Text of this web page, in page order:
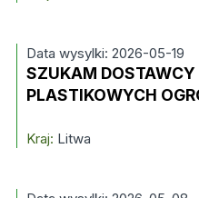
Data wysylki: 2026-05-19
SZUKAM
PLASTIKOWYCH
Kraj: Litwa